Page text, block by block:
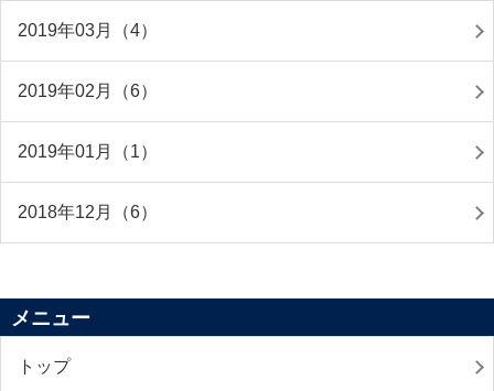
2019年03月（4）
2019年02月（6）
2019年01月（1）
2018年12月（6）
メニュー
トップ